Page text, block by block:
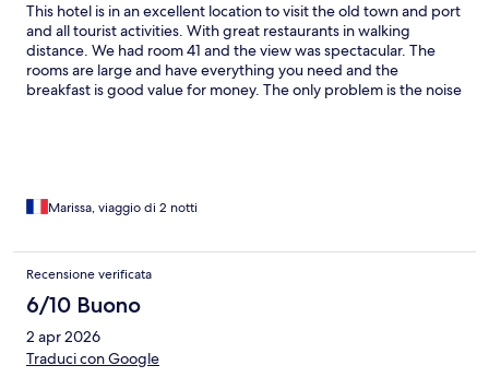
This hotel is in an excellent location to visit the old town and port
and all tourist activities. With great restaurants in walking
distance. We had room 41 and the view was spectacular. The
rooms are large and have everything you need and the
breakfast is good value for money. The only problem is the noise
Marissa, viaggio di 2 notti
Recensione verificata
6/10 Buono
2 apr 2026
Traduci con Google